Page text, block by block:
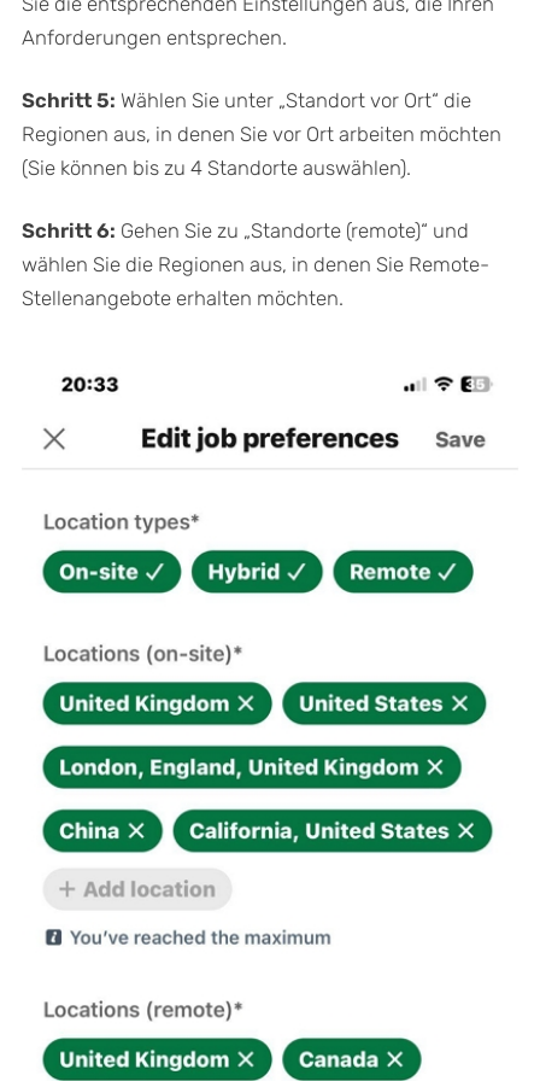
Anforderungen entsprechen.
Schritt 5: Wählen Sie unter „Standort vor Ort“ die
Regionen aus, in denen Sie vor Ort arbeiten möchten
(Sie können bis zu 4 Standorte auswählen).
Schritt 6: Gehen Sie zu „Standorte (remote)“ und
wählen Sie die Regionen aus, in denen Sie Remote-
Stellenangebote erhalten möchten.